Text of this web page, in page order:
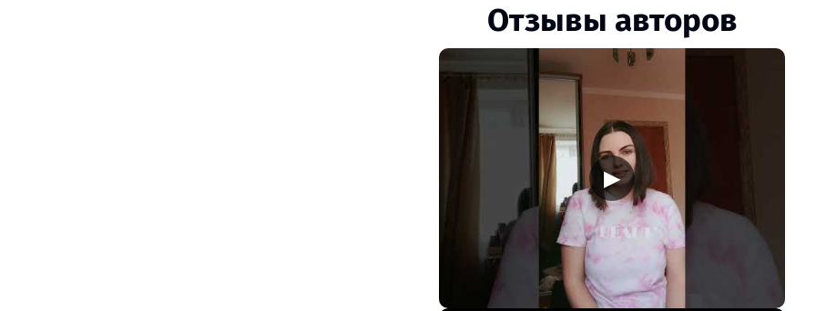
Отзывы авторов
▶